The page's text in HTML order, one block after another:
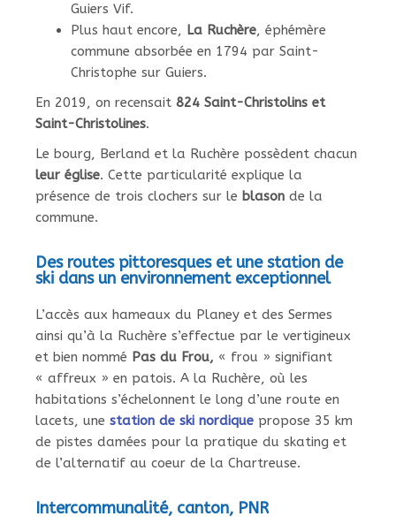
Guiers Vif.
Plus haut encore, La Ruchère, éphémère
commune absorbée en 1794 par Saint-
Christophe sur Guiers.
En 2019, on recensait 824 Saint-Christolins et
Saint-Christolines.
Le bourg, Berland et la Ruchère possèdent chacun
leur église. Cette particularité explique la
présence de trois clochers sur le blason de la
commune.
Des routes pittoresques et une station de
ski dans un environnement exceptionnel
L’accès aux hameaux du Planey et des Sermes
ainsi qu’à la Ruchère s’effectue par le vertigineux
et bien nommé Pas du Frou, « frou » signifiant
« affreux » en patois. A la Ruchère, où les
habitations s’échelonnent le long d’une route en
lacets, une station de ski nordique propose 35 km
de pistes damées pour la pratique du skating et
de l’alternatif au coeur de la Chartreuse.
Intercommunalité, canton, PNR